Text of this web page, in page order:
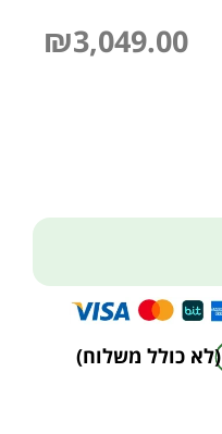
₪3,049.00
(לא כולל משלוח)